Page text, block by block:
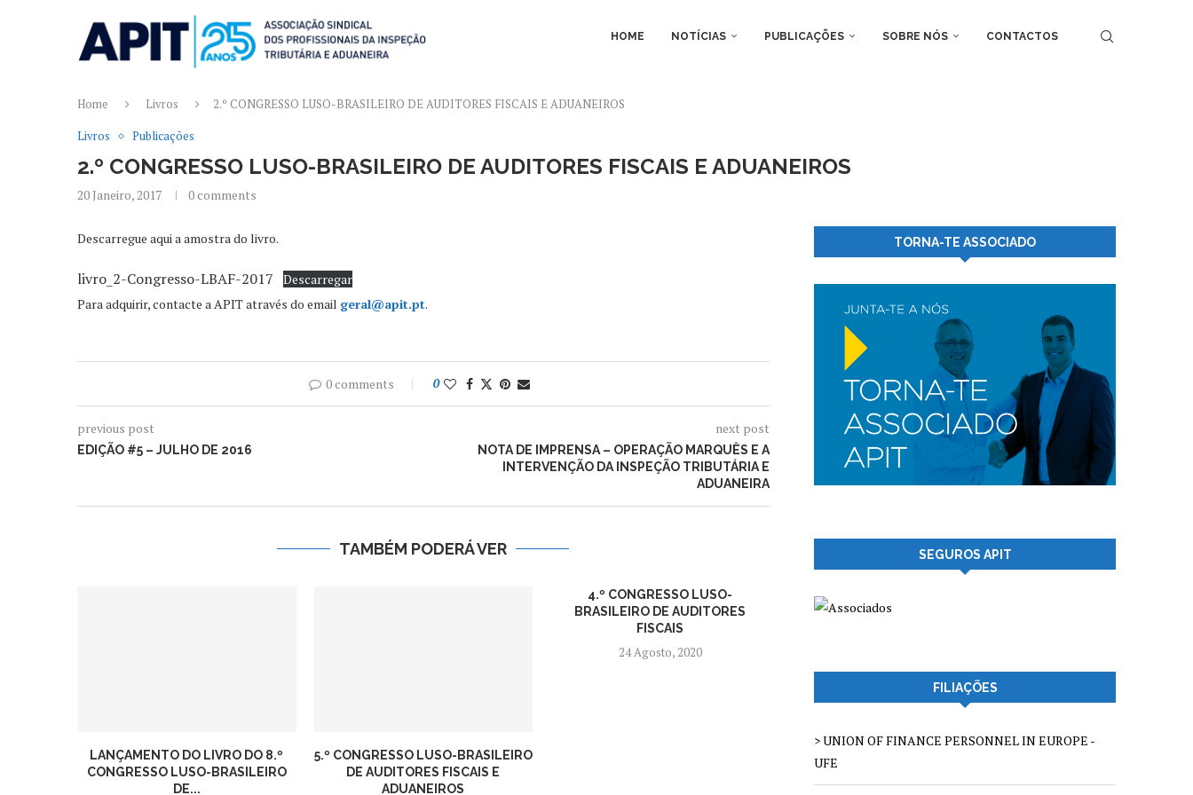
HOME NOTÍCIAS PUBLICAÇÕES SOBRE NÓS CONTACTOS
Home Livros
2.º CONGRESSO LUSO-BRASILEIRO DE AUDITORES FISCAIS E ADUANEIROS
Livros
Publicações
2.º CONGRESSO LUSO-BRASILEIRO DE AUDITORES FISCAIS E ADUANEIROS
20 Janeiro, 2017 0 comments
Descarregue aqui a amostra do livro.
livro_2-Congresso-LBAF-2017
Descarregar
Para adquirir, contacte a APIT através do email geral@apit.pt.
0 comments 0
previous post
EDIÇÃO #5 – JULHO DE 2016
next post
NOTA DE IMPRENSA – OPERAÇÃO MARQUÊS E A
INTERVENÇÃO DA INSPEÇÃO TRIBUTÁRIA E
ADUANEIRA
TAMBÉM PODERÁ VER
LANÇAMENTO DO LIVRO DO 8.º
CONGRESSO LUSO-BRASILEIRO
DE...
5.º CONGRESSO LUSO-BRASILEIRO
DE AUDITORES FISCAIS E
ADUANEIROS
4.º CONGRESSO LUSO-
BRASILEIRO DE AUDITORES
FISCAIS
24 Agosto, 2020
TORNA-TE ASSOCIADO
SEGUROS APIT
FILIAÇÕES
> UNION OF FINANCE PERSONNEL IN EUROPE -
UFE